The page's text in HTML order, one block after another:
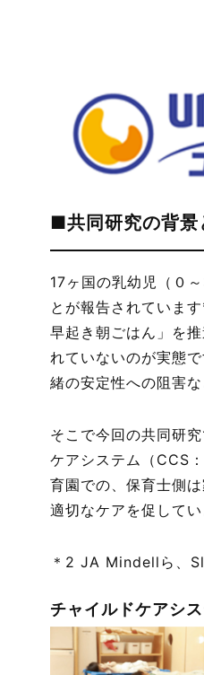
■共同研究の背景
17ヶ国の乳幼児（０
とが報告されていま
早起き朝ごはん」を
れていないのが実態
緒の安定性への阻害
そこで今回の共同研
ケアシステム（CCS
育園での、保育士側
適切なケアを促してい
＊2 JA Mindellら、
チャイルドケアシ